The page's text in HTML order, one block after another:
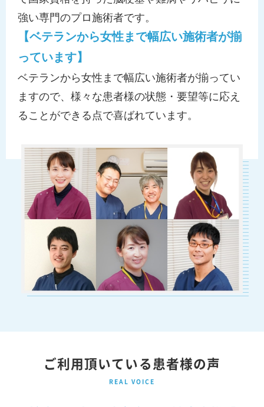
強い専門のプロ施術者です。
【ベテランから女性まで幅広い施術者が揃
っています】
ベテランから女性まで幅広い施術者が揃ってい
ますので、様々な患者様の状態・要望等に応え
ることができる点で喜ばれています。
ご利用頂いている患者様の声
REAL VOICE